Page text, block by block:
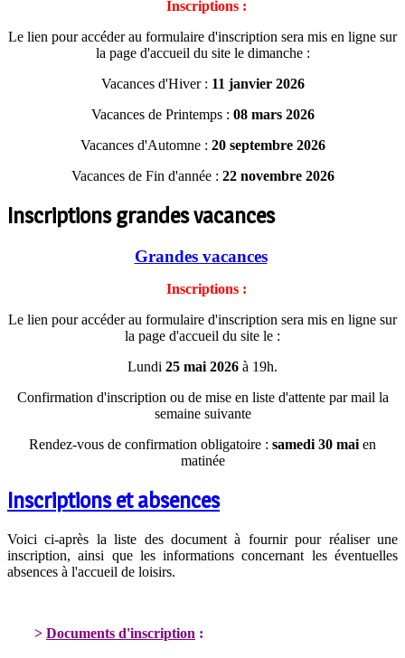
Inscriptions :
Le lien pour accéder au formulaire d'inscription sera mis en ligne sur
la page d'accueil du site le dimanche :
Vacances d'Hiver : 11 janvier 2026
Vacances de Printemps : 08 mars 2026
Vacances d'Automne : 20 septembre 2026
Vacances de Fin d'année : 22 novembre 2026
Inscriptions grandes vacances
Grandes vacances
Inscriptions :
Le lien pour accéder au formulaire d'inscription sera mis en ligne sur
la page d'accueil du site le :
Lundi 25 mai 2026 à 19h.
Confirmation d'inscription ou de mise en liste d'attente par mail la
semaine suivante
Rendez-vous de confirmation obligatoire : samedi 30 mai en
matinée
Inscriptions et absences
Voici ci-après la liste des document à fournir pour réaliser une
inscription, ainsi que les informations concernant les éventuelles
absences à l'accueil de loisirs.
> Documents d'inscription :